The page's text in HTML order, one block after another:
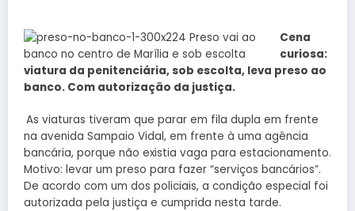
Cena
curiosa:
viatura da penitenciária, sob escolta, leva preso ao
banco. Com autorização da justiça.
As viaturas tiveram que parar em fila dupla em frente
na avenida Sampaio Vidal, em frente à uma agência
bancária, porque não existia vaga para estacionamento.
Motivo: levar um preso para fazer “serviços bancários”.
De acordo com um dos policiais, a condição especial foi
autorizada pela justiça e cumprida nesta tarde.